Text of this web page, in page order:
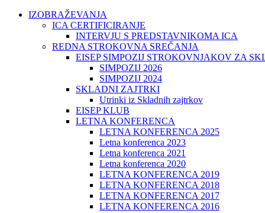
IZOBRAŽEVANJA
ICA CERTIFICIRANJE
INTERVJU S PREDSTAVNIKOMA ICA
REDNA STROKOVNA SREČANJA
EISEP SIMPOZIJ STROKOVNJAKOV ZA
SIMPOZIJ 2026
SIMPOZIJ 2024
SKLADNI ZAJTRKI
Utrinki iz Skladnih zajtrkov
EISEP KLUB
LETNA KONFERENCA
LETNA KONFERENCA 2025
Letna konferenca 2023
Letna konferenca 2021
Letna konferenca 2020
LETNA KONFERENCA 2019
LETNA KONFERENCA 2018
LETNA KONFERENCA 2017
LETNA KONFERENCA 2016